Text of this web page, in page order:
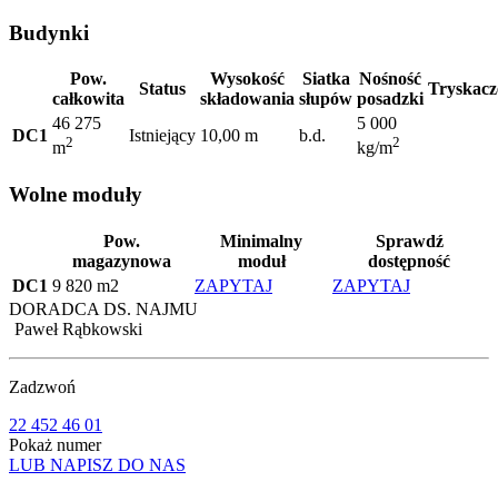
Budynki
Pow.
całkowita
Status
Wysokość
składowania
Siatka
słupów
Nośność
posadzki
DC1
46 275
m2 Istniejący 10,00 m b.d.
5 000
kg/m2
Wolne moduły
Pow.
magazynowa
Minimalny
moduł
Sprawdź
dostępność
DC1 9 820 m2 ZAPYTAJ
ZAPYTAJ
DORADCA DS. NAJMU
Paweł Rąbkowski
Zadzwoń
22 452 46 01
Pokaż numer
LUB NAPISZ DO NAS